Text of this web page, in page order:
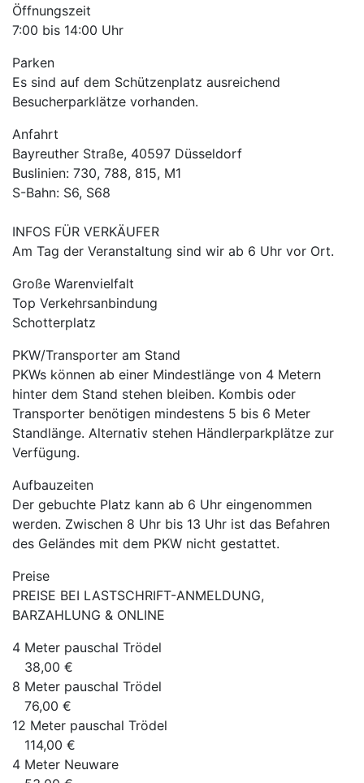
Öffnungszeit
7:00 bis 14:00 Uhr
Parken
Es sind auf dem Schützenplatz ausreichend
Besucherparklätze vorhanden.
Anfahrt
Bayreuther Straße, 40597 Düsseldorf
Buslinien: 730, 788, 815, M1
S-Bahn: S6, S68
INFOS FÜR VERKÄUFER
Am Tag der Veranstaltung sind wir ab 6 Uhr vor Ort.
Große Warenvielfalt
Top Verkehrsanbindung
Schotterplatz
PKW/Transporter am Stand
PKWs können ab einer Mindestlänge von 4 Metern
hinter dem Stand stehen bleiben. Kombis oder
Transporter benötigen mindestens 5 bis 6 Meter
Standlänge. Alternativ stehen Händlerparkplätze zur
Verfügung.
Aufbauzeiten
Der gebuchte Platz kann ab 6 Uhr eingenommen
werden. Zwischen 8 Uhr bis 13 Uhr ist das Befahren
des Geländes mit dem PKW nicht gestattet.
Preise
PREISE BEI LASTSCHRIFT-ANMELDUNG,
BARZAHLUNG & ONLINE
4 Meter pauschal Trödel
38,00 €
8 Meter pauschal Trödel
76,00 €
12 Meter pauschal Trödel
114,00 €
4 Meter Neuware